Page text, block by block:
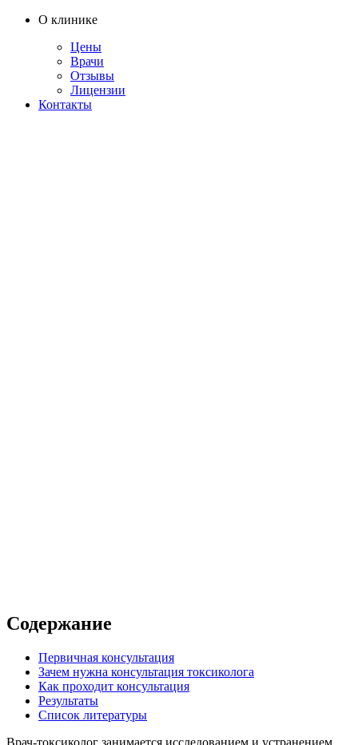
О клинике
Цены
Врачи
Отзывы
Лицензии
Контакты
Содержание
Первичная консультация
Зачем нужна консультация токсиколога
Как проходит консультация
Результаты
Список литературы